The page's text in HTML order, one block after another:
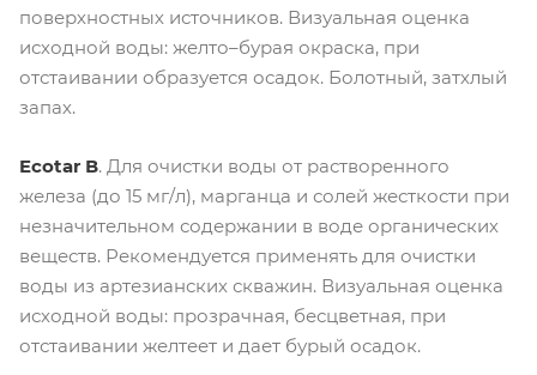
поверхностных источников. Визуальная оценка
исходной воды: желто–бурая окраска, при
отстаивании образуется осадок. Болотный, затхлый
запах.
Ecotar В. Для очистки воды от растворенного
железа (до 15 мг/л), марганца и солей жесткости при
незначительном содержании в воде органических
веществ. Рекомендуется применять для очистки
воды из артезианских скважин. Визуальная оценка
исходной воды: прозрачная, бесцветная, при
отстаивании желтеет и дает бурый осадок.